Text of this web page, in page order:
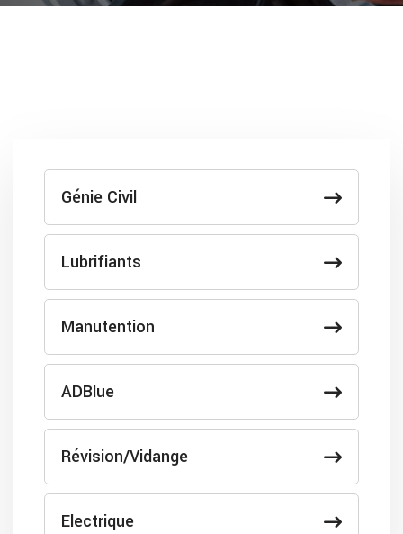
Génie Civil
Lubrifiants
Manutention
ADBlue
Révision/Vidange
Electrique